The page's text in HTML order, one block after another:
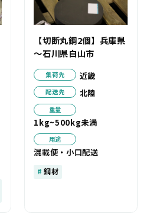
【切断丸鋼2個】兵庫県
～石川県白山市
集荷先 近畿
配送先 北陸
重量
1kg~500kg未満
用途
混載便・小口配送
鋼材